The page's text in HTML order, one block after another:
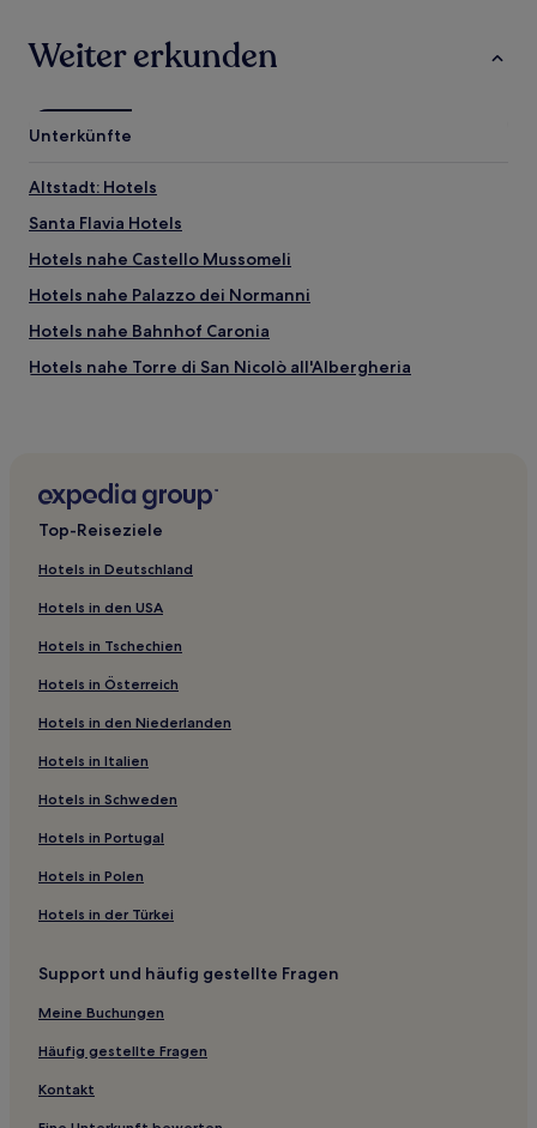
Weiter erkunden
Unterkünfte
Altstadt: Hotels
Santa Flavia Hotels
Hotels nahe Castello Mussomeli
Hotels nahe Palazzo dei Normanni
Hotels nahe Bahnhof Caronia
Hotels nahe Torre di San Nicolò all'Albergheria
Albergheria: Hotels
Hotels nahe Castello di Lombardia
Hotels nahe Bahnhof Cerda
Hotels nahe Kirche Santa Chiara
Cefalù Hotels
Lascari Hotels
Hotels nahe Mercato di Ballarò
Hotels nahe Palazzo Asmundo
Hotels nahe Museo Mandralisca
Hotels nahe Via Maqueda
Hotels nahe Kirche Santo Spirito
Hotels nahe Chiesa della Magione
Cefalà Diana Hotels
Palermo Hotels
Hotels nahe Parco Culturale del Gattopardo
Hotels nahe Kirche San Francesco d'Assisi
Finale Hotels
Top-Reiseziele
Hotels in Deutschland
Hotels in den USA
Hotels in Tschechien
Hotels in Österreich
Hotels in den Niederlanden
Hotels in Italien
Hotels in Schweden
Hotels in Portugal
Hotels in Polen
Hotels in der Türkei
Support und häufig gestellte Fragen
Meine Buchungen
Häufig gestellte Fragen
Kontakt